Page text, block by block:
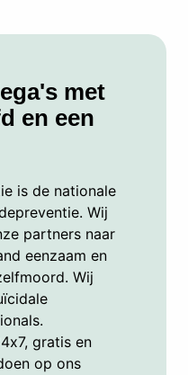
met
en een
is de nationale
Wij
partners naar
eenzaam en
Wij
gratis en
op ons